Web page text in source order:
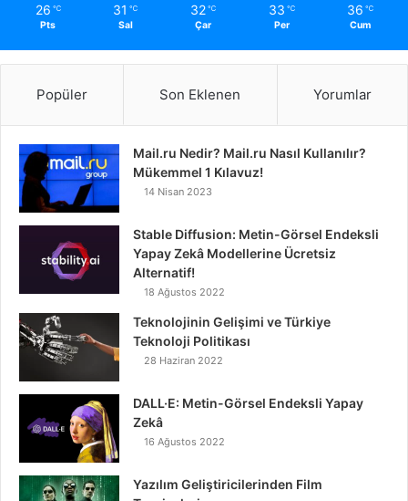
26 ℃
Pts
31 ℃
Sal
32 ℃
Çar
33 ℃
Per
36 ℃
Cum
Popüler Son Eklenen Yorumlar
Mail.ru Nedir? Mail.ru Nasıl Kullanılır?
Mükemmel 1 Kılavuz!
14 Nisan 2023
Stable Diffusion: Metin-Görsel Endeksli
Yapay Zekâ Modellerine Ücretsiz
Alternatif!
18 Ağustos 2022
Teknolojinin Gelişimi ve Türkiye
Teknoloji Politikası
28 Haziran 2022
DALL·E: Metin-Görsel Endeksli Yapay
Zekâ
16 Ağustos 2022
Yazılım Geliştiricilerinden Film